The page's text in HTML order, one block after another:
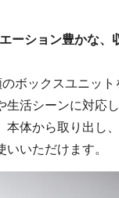
ーション豊かな、
ボックスユニット
生活シーンに対応
本体から取り出し
いただけます。